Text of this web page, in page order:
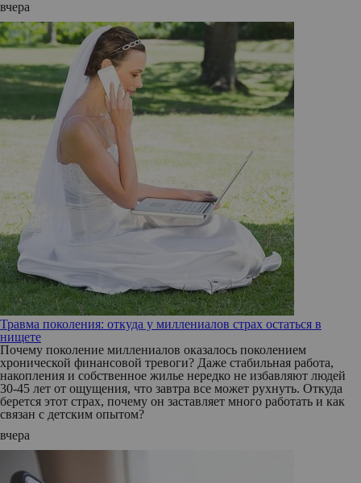
вчера
Травма поколения: откуда у миллениалов страх остаться в
нищете
Почему поколение миллениалов оказалось поколением
хронической финансовой тревоги? Даже стабильная работа,
накопления и собственное жилье нередко не избавляют людей
30-45 лет от ощущения, что завтра все может рухнуть. Откуда
берется этот страх, почему он заставляет много работать и как
связан с детским опытом?
вчера